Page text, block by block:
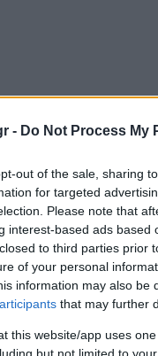
- Do Not Process My
out of the sale, sharing
for targeted
Please note that
interest-based ads
to third parties prior
of your personal
information may also be
that may further
this website/app uses
but not limited to